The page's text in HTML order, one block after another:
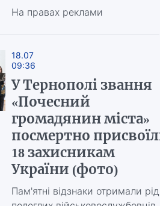
На правах реклами
18.07
09:36
У Тернополі звання
«Почесний
громадянин міста»
посмертно
18 захисникам
України (фото)
Пам'ятні відзнаки отримали